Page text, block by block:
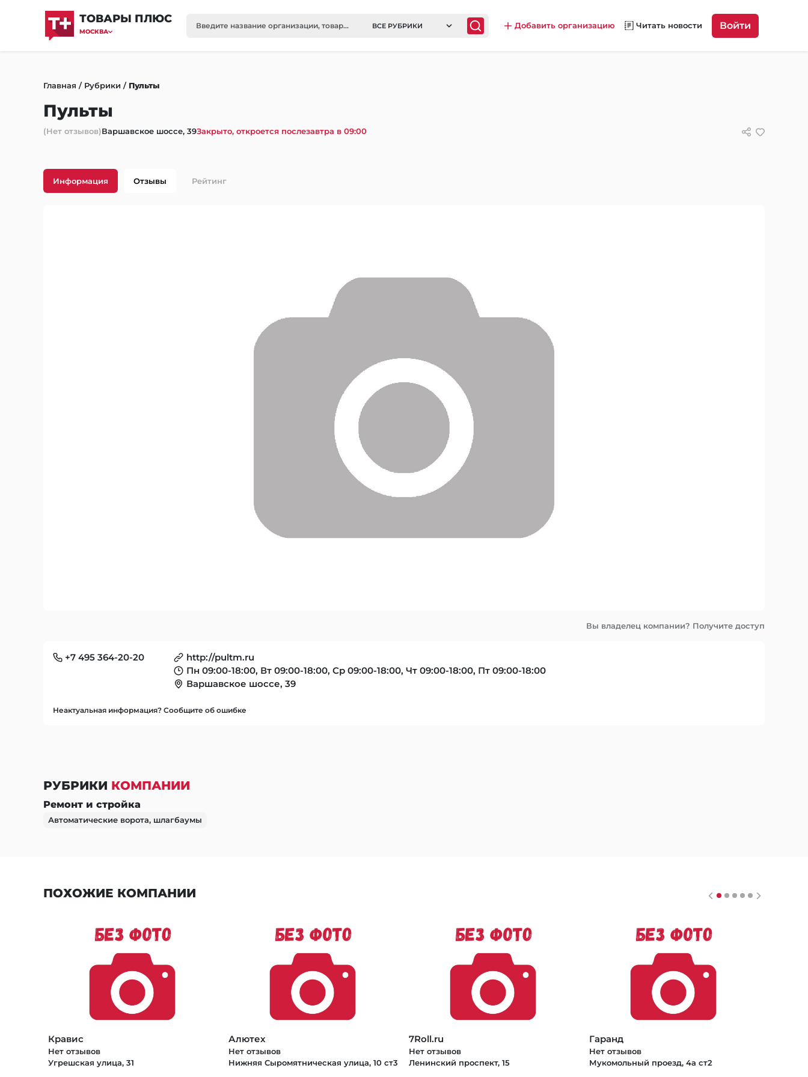
ТОВАРЫ ПЛЮС
МОСКВА
ВСЕ РУБРИКИ Добавить организацию Читать новости Войти
Главная / Рубрики / Пульты
Пульты
(Нет отзывов)Варшавское шоссе, 39Закрыто, откроется послезавтра в 09:00
Информация Отзывы Рейтинг
Вы владелец компании? Получите доступ
+7 495 364-20-20
http://pultm.ru
Пн 09:00-18:00, Вт 09:00-18:00, Ср 09:00-18:00, Чт 09:00-18:00, Пт 09:00-18:00
Варшавское шоссе, 39
Неактуальная информация? Сообщите об ошибке
РУБРИКИ КОМПАНИИ
Ремонт и стройка
Автоматические ворота, шлагбаумы
ПОХОЖИЕ КОМПАНИИ
Кравис
Нет отзывов
Угрешская улица, 31
Алютех
Нет отзывов
Нижняя Сыромятническая улица, 10 ст3
7Roll.ru
Нет отзывов
Ленинский проспект, 15
Гаранд
Нет отзывов
Мукомольный проезд, 4а ст2